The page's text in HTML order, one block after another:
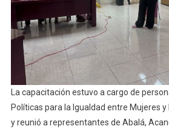
La capacitación estuvo a cargo de
Políticas para la Igualdad entre Mujeres
y reunió a representantes de Abalá,